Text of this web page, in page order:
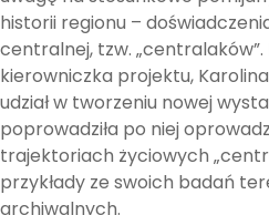
historii regionu –
centralnej, tzw. „centralaków”.
kierowniczka projektu,
udział w tworzeniu nowej
poprowadziła po niej
trajektoriach życiowych
przykłady ze swoich badań
archiwalnych.